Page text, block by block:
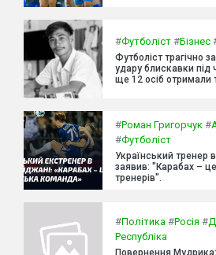
#Футболіст #Бізнес
Футболіст трагічно
удару блискавки під
ще 12 осіб отримали
#Роман Григорчук #
#Футболіст
Український тренер
заявив: "Карабах –
тренерів".
#Політика #Росія #
Республіка
Повернення